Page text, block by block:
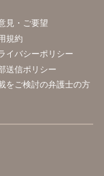
見・ご要望
規約
イバシーポリシー
送信ポリシー
をご検討の弁護士の方